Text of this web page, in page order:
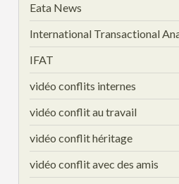
Eata News
International Transactional
IFAT
vidéo conflits internes
vidéo conflit au travail
vidéo conflit héritage
vidéo conflit avec des amis